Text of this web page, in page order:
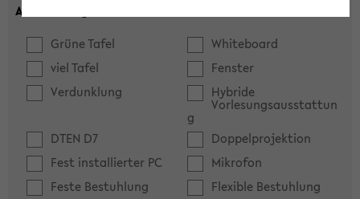
Ausstattung:
Grüne Tafel
Whiteboard
viel Tafel
Fenster
Verdunklung
Hybride
Vorlesungsausstattun
g
DTEN D7
Doppelprojektion
Fest installierter PC
Mikrofon
Feste Bestuhlung
Flexible Bestuhlung